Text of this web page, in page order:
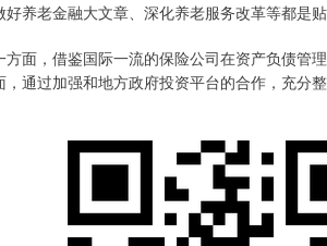
老金融大文章、深化养老服务改革等都是贴
，借鉴国际一流的保险公司在资产负债管
通过加强和地方政府投资平台的合作，充分